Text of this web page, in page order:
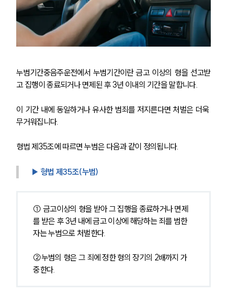
누범기간중음주운전에서 누범기간이란 금고 이상의 형을 선고받
고 집행이 종료되거나 면제된 후 3년 이내의 기간을 말합니다.
이 기간 내에 동일하거나 유사한 범죄를 저지른다면 처벌은 더욱
무거워집니다.
형법 제35조에 따르면 누범은 다음과 같이 정의됩니다.
▶ 형법 제35조(누범)
① 금고이상의 형을 받아 그 집행을 종료하거나 면제
를 받은 후 3년 내에 금고 이상에 해당하는 죄를 범한
자는 누범으로 처벌한다.
②누범의 형은 그 죄에 정한 형의 장기의 2배까지 가
중한다.